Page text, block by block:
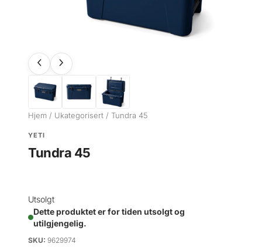
Hjem / Ukategorisert / Tundra 45
YETI
Tundra 45
Utsolgt
Dette produktet er for tiden utsolgt og
utilgjengelig.
SKU: 9629974